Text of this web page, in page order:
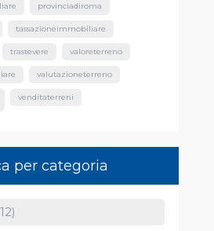
provinciadiroma
tassazioneimmobiliare
trastevere valoreterreno
valutazioneterreno
venditaterreni
per categoria